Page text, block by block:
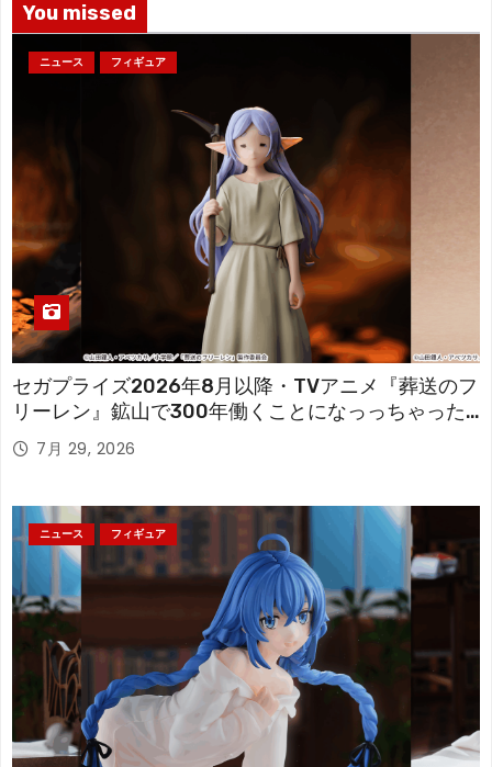
You missed
ニュース フィギュア
セガプライズ2026年8月以降・TVアニメ『葬送のフ
リーレン』鉱山で300年働くことになっっちゃった
「フリーレン」を立体化！
7月 29, 2026
ニュース フィギュア